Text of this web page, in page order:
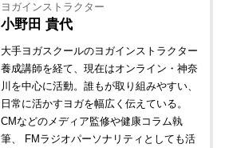
ヨガインストラクター
小野田 貴代
大手ヨガスクールのヨガインストラクター
養成講師を経て、現在はオンライン・神奈
川を中心に活動。誰もが取り組みやすい、
日常に活かすヨガを幅広く伝えている。
CMなどのメディア監修や健康コラム執
筆、 FMラジオパーソナリティとしても活